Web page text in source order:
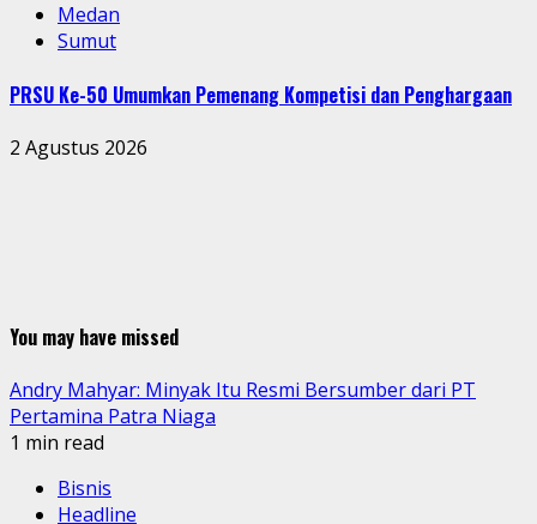
Medan
Sumut
PRSU Ke-50 Umumkan Pemenang Kompetisi dan Penghargaan
2 Agustus 2026
You may have missed
Andry Mahyar: Minyak Itu Resmi Bersumber dari PT
Pertamina Patra Niaga
1 min read
Bisnis
Headline